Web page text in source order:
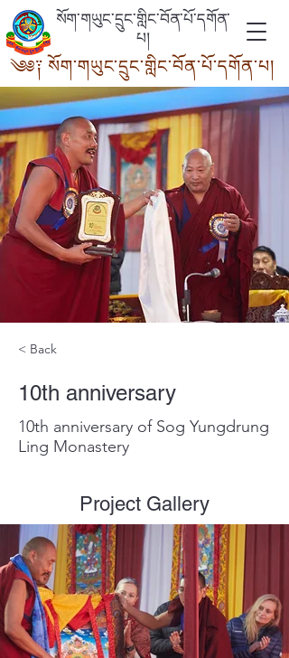
སོག་གཡུང་དྲུང་གླིང་བོན་པོ་དགོན་
པ།
༄༅༑ སོག་གཡུང་དྲུང་གླིང་བོན་པོ་དགོན་པ།
< Back
10th anniversary
10th anniversary of Sog Yungdrung
Ling Monastery
Project Gallery